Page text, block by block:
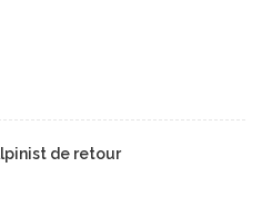
de retour